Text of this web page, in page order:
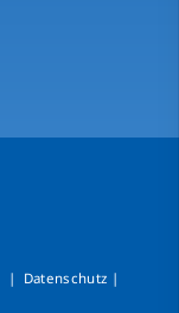
| Datenschutz |